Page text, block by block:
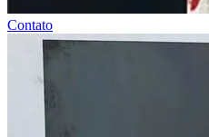
Contato